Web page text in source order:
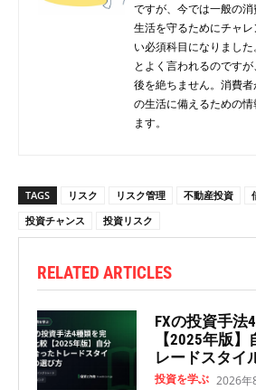
ですが、今では一般の
生活を守るためにチャ
い必須科目になりました
とよく言われるのです
後を絶ちません。消費
の生活に備えるための
ます。
TAGS リスク リスク管理 不動産投資
投資チャンス
投資リスク
RELATED ARTICLES
FXの投資手法
【2025年版
レードスタイ
投資を学ぶ 2026年